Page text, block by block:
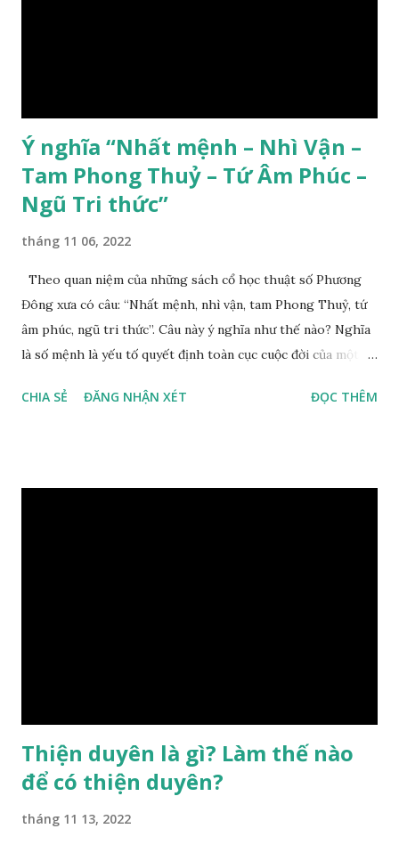
Ý nghĩa “Nhất mệnh – Nhì Vận –
Tam Phong Thuỷ – Tứ Âm Phúc –
Ngũ Tri thức”
tháng 11 06, 2022
Theo quan niệm của những sách cổ học thuật số Phương
Đông xưa có câu: “Nhất mệnh, nhì vận, tam Phong Thuỷ, tứ
âm phúc, ngũ tri thức”. Câu này ý nghĩa như thế nào? Nghĩa
là số mệnh là yếu tố quyết định toàn cục cuộc đời của một
hưởng của phong thủy. Nói cách khác, số mệnh và sinh ra
CHIA SẺ ĐĂNG NHẬN XÉT ĐỌC THÊM
Thiện duyên là gì? Làm thế nào
để có thiện duyên?
tháng 11 13, 2022